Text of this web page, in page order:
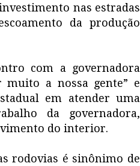
nas estradas
da produção
com a governadora
muito a nossa gente” e
em atender uma
da governadora,
do interior.
rodovias é sinônimo de